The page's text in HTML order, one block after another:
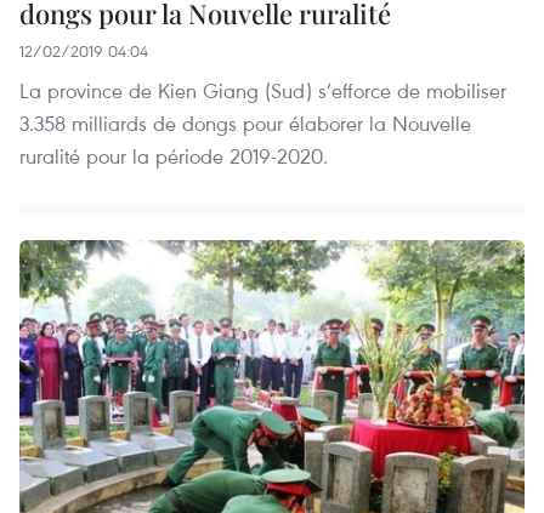
dongs pour la Nouvelle ruralité
12/02/2019 04:04
La province de Kien Giang (Sud) s’efforce de mobiliser
3.358 milliards de dongs pour élaborer la Nouvelle
ruralité pour la période 2019-2020.